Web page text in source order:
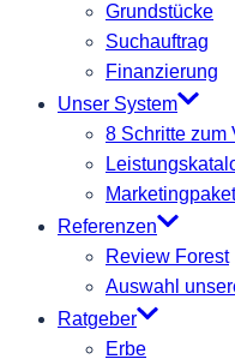
Grundstücke
Suchauftrag
Finanzierung
Unser System
8 Schritte zum
Marketingpaket
Referenzen
Review Forest
Auswahl
Ratgeber
Erbe